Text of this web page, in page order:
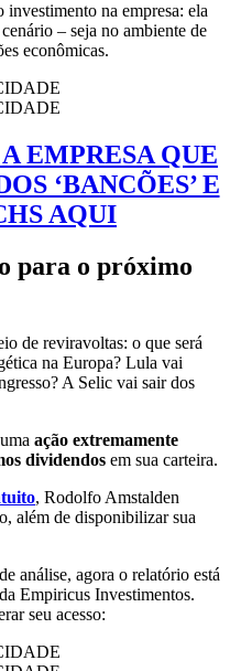
na empresa: ela
– seja no ambiente de
econômicas.
EMPRESA QUE
‘BANCÕES’ E
AQUI
para o próximo
de reviravoltas: o que será
na Europa? Lula vai
A Selic vai sair dos
ação extremamente
dividendos em sua carteira.
, Rodolfo Amstalden
além de disponibilizar sua
análise, agora o relatório está
da Empiricus Investimentos.
seu acesso: